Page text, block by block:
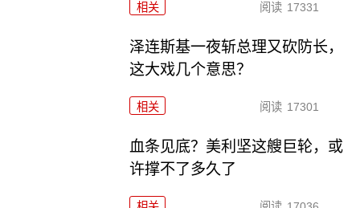
相关 阅读 17331
泽连斯基一夜斩总理又砍防长，
这大戏几个意思？
相关 阅读 17301
血条见底？美利坚这艘巨轮，或
许撑不了多久了